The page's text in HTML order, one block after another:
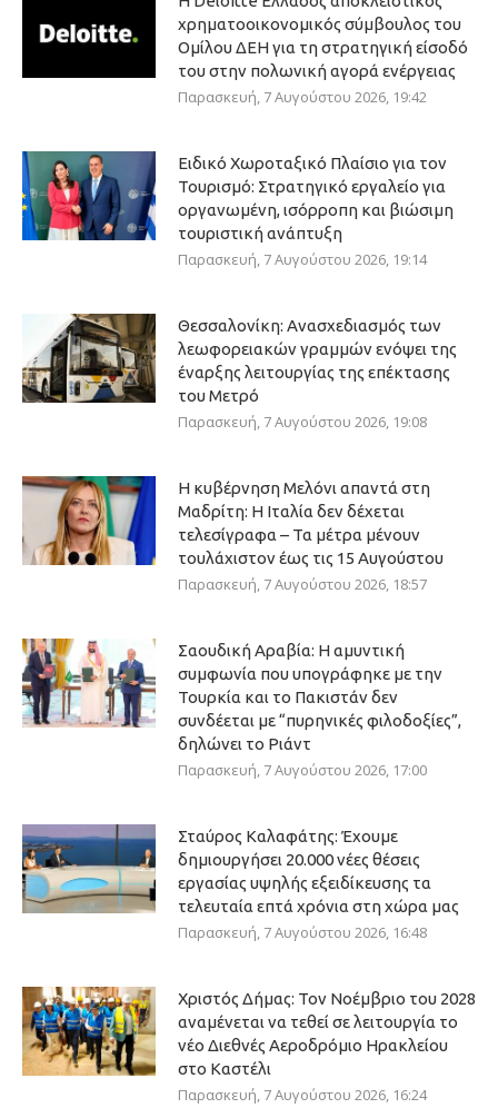
χρηματοοικονομικός σύμβουλος του
Ομίλου ΔΕΗ για τη στρατηγική είσοδό
του στην πολωνική αγορά ενέργειας
Παρασκευή, 7 Αυγούστου 2026, 19:42
Ειδικό Χωροταξικό Πλαίσιο για τον
Τουρισμό: Στρατηγικό εργαλείο για
οργανωμένη, ισόρροπη και βιώσιμη
τουριστική ανάπτυξη
Παρασκευή, 7 Αυγούστου 2026, 19:14
Θεσσαλονίκη: Ανασχεδιασμός των
λεωφορειακών γραμμών ενόψει της
έναρξης λειτουργίας της επέκτασης
του Μετρό
Παρασκευή, 7 Αυγούστου 2026, 19:08
Η κυβέρνηση Μελόνι απαντά στη
Μαδρίτη: Η Ιταλία δεν δέχεται
τελεσίγραφα – Τα μέτρα μένουν
τουλάχιστον έως τις 15 Αυγούστου
Παρασκευή, 7 Αυγούστου 2026, 18:57
Σαουδική Αραβία: Η αμυντική
συμφωνία που υπογράφηκε με την
Τουρκία και το Πακιστάν δεν
συνδέεται με “πυρηνικές φιλοδοξίες”,
δηλώνει το Ριάντ
Παρασκευή, 7 Αυγούστου 2026, 17:00
Σταύρος Καλαφάτης: Έχουμε
δημιουργήσει 20.000 νέες θέσεις
εργασίας υψηλής εξειδίκευσης τα
τελευταία επτά χρόνια στη χώρα μας
Παρασκευή, 7 Αυγούστου 2026, 16:48
Χριστός Δήμας: Τον Νοέμβριο του 2028
αναμένεται να τεθεί σε λειτουργία το
νέο Διεθνές Αεροδρόμιο Ηρακλείου
στο Καστέλι
Παρασκευή, 7 Αυγούστου 2026, 16:24